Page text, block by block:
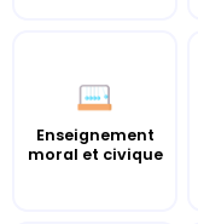
Enseignement
moral et civique